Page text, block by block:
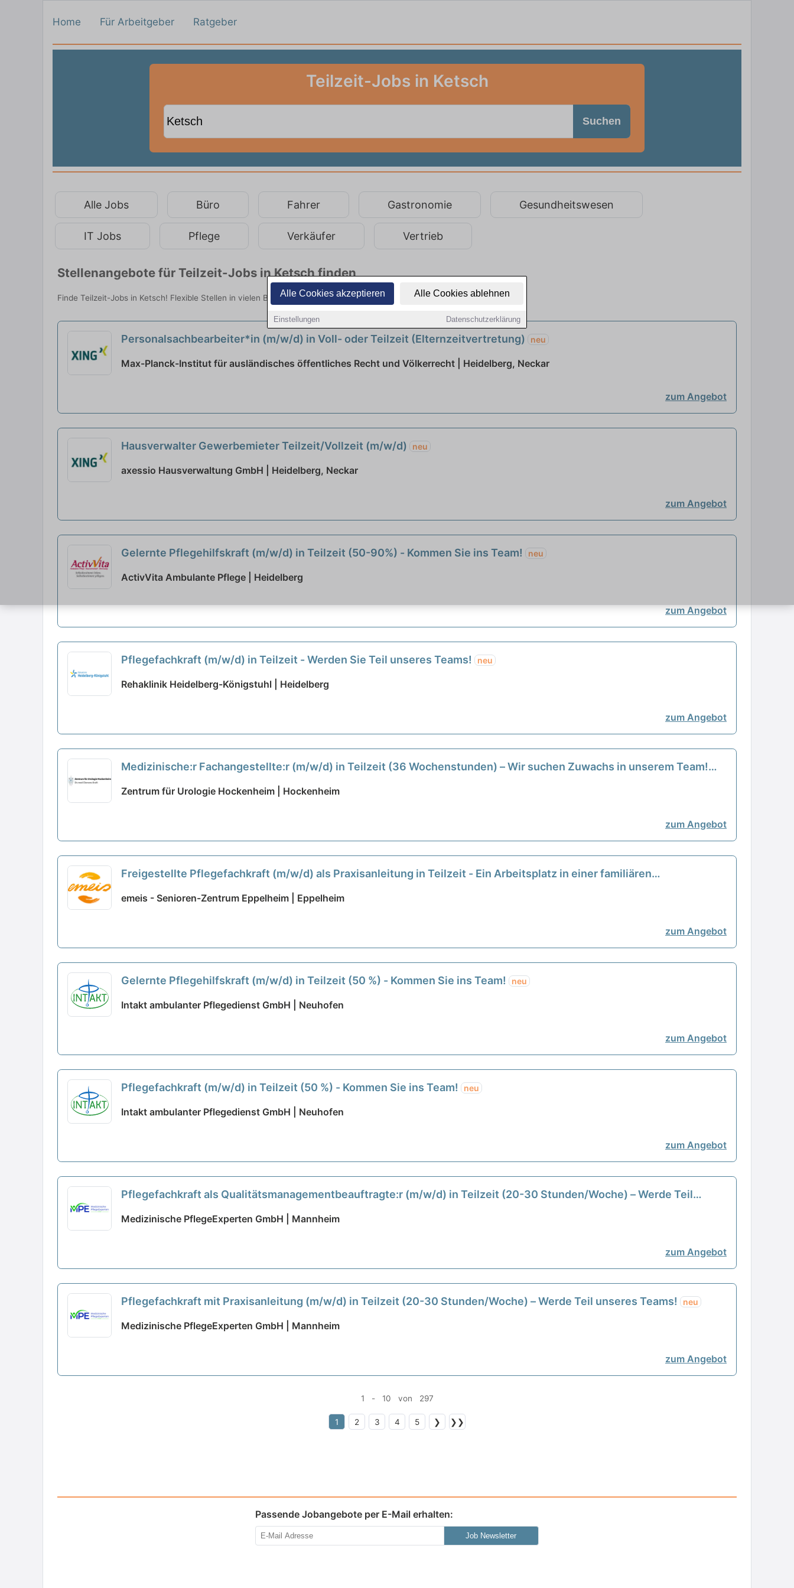
Alle Cookies akzeptieren Alle Cookies ablehnen
Einstellungen Datenschutzerklärung
Home Für Arbeitgeber Ratgeber
Teilzeit-Jobs in Ketsch
Suchen
Alle Jobs Büro Fahrer Gastronomie Gesundheitswesen
IT Jobs Pflege Verkäufer Vertrieb
Stellenangebote für Teilzeit-Jobs in Ketsch finden
Finde Teilzeit-Jobs in Ketsch! Flexible Stellen in vielen Branchen. Jetzt bewerben!
Personalsachbearbeiter*in (m/w/d) in Voll- oder Teilzeit (Elternzeitvertretung) neu
Max-Planck-Institut für ausländisches öffentliches Recht und Völkerrecht | Heidelberg, Neckar
zum Angebot
Hausverwalter Gewerbemieter Teilzeit/Vollzeit (m/w/d) neu
axessio Hausverwaltung GmbH | Heidelberg, Neckar
zum Angebot
Gelernte Pflegehilfskraft (m/w/d) in Teilzeit (50-90%) - Kommen Sie ins Team! neu
ActivVita Ambulante Pflege | Heidelberg
zum Angebot
Pflegefachkraft (m/w/d) in Teilzeit - Werden Sie Teil unseres Teams! neu
Rehaklinik Heidelberg-Königstuhl | Heidelberg
zum Angebot
Medizinische:r Fachangestellte:r (m/w/d) in Teilzeit (36 Wochenstunden) – Wir suchen Zuwachs in unserem Team!
Zentrum für Urologie Hockenheim | Hockenheim
zum Angebot
Freigestellte Pflegefachkraft (m/w/d) als Praxisanleitung in Teilzeit - Ein Arbeitsplatz in einer familiären
emeis - Senioren-Zentrum Eppelheim | Eppelheim
zum Angebot
Gelernte Pflegehilfskraft (m/w/d) in Teilzeit (50 %) - Kommen Sie ins Team! neu
Intakt ambulanter Pflegedienst GmbH | Neuhofen
zum Angebot
Pflegefachkraft (m/w/d) in Teilzeit (50 %) - Kommen Sie ins Team! neu
Intakt ambulanter Pflegedienst GmbH | Neuhofen
zum Angebot
Pflegefachkraft als Qualitätsmanagementbeauftragte:r (m/w/d) in Teilzeit (20-30 Stunden/Woche) – Werde Teil
Medizinische PflegeExperten GmbH | Mannheim
zum Angebot
Pflegefachkraft mit Praxisanleitung (m/w/d) in Teilzeit (20-30 Stunden/Woche) – Werde Teil unseres Teams! neu
Medizinische PflegeExperten GmbH | Mannheim
zum Angebot
1 - 10 von 297
1 2 3 4 5 ❯ ❯❯
Passende Jobangebote per E-Mail erhalten:
Job Newsletter